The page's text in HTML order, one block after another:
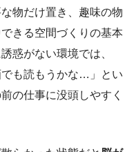
物だけ置き、趣味の物
きる空間づくりの基本
惑がない環境では、
も読もうかな…」とい
の仕事に没頭しやすく